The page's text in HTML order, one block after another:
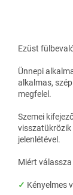
Ezüst
Ünnepi
alkalmas,
megfelel.
Szemei
visszatükrözik
jelenlétével.
Miért
✓ Kényelmes